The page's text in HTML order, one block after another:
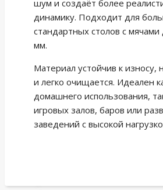
шум и создаёт более
динамику. Подходит для
стандартных столов с
мм.
Материал устойчив к износу,
и легко очищается. Идеален
домашнего использования,
игровых залов, баров или
заведений с высокой